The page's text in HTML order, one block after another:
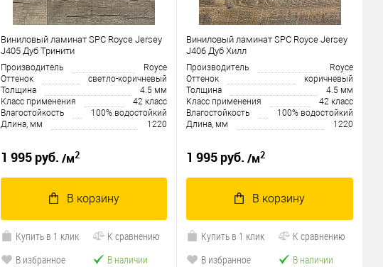
Виниловый ламинат SPC Royce Jersey
J405 Дуб Тринити
Производитель
Royce
Оттенок
светло-коричневый
Толщина
4.5 мм
Класс применения
42 класс
Влагостойкость
100% водостойкий
Длина, мм
1220
1 995 руб. /м2
В корзину
Купить в 1 клик
К сравнению
В избранное
В наличии
Виниловый ламинат SPC Royce Jersey
J406 Дуб Хилл
Производитель
Royce
Оттенок
коричневый
Толщина
4.5 мм
Класс применения
42 класс
Влагостойкость
100% водостойкий
Длина, мм
1220
1 995 руб. /м2
В корзину
Купить в 1 клик
К сравнению
В избранное
В наличии